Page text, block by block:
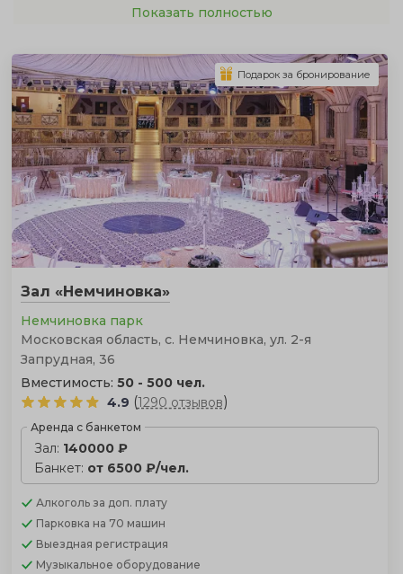
просто место, а полноценная event-локация с мощной
нагрузками.
Понимая всю ответственность и сложность такого
выбора, мы создали этот эксклюзивный каталог. В нем
представлены только те площадки, которые имеют
подтвержденный опыт проведения успешных
мероприятий на 150 гостей и обладают всеми
необходимыми для этого ресурсами.
Показать полностью
Зал «Немчиновка»
Немчиновка парк
Московская область, с. Немчиновка, ул. 2-я
Запрудная, 36
Вместимость: 50 - 500 чел.
4.9 (1290 отзывов)
Аренда с банкетом
Зал: 140000 ₽
Банкет: от 6500 ₽/чел.
Алкоголь за доп. плату
Парковка на 70 машин
Выездная регистрация
Музыкальное оборудование
Подарок за бронирование